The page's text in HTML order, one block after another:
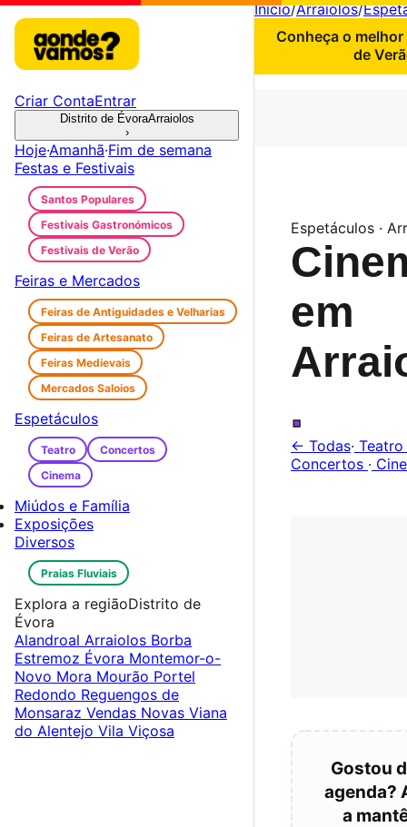
Início/Arraiolos/
Conheça o
de
Espetáculos ·
em
.
← Todas· Teatro
Concertos ·
Gostou
agenda?
a
Criar ContaEntrar
Distrito de ÉvoraArraiolos
›
Hoje·Amanhã·Fim de semana
Festas e Festivais
Santos Populares
Festivais Gastronómicos
Festivais de Verão
Feiras e Mercados
Feiras de Antiguidades e Velharias
Feiras de Artesanato
Feiras Medievais
Mercados Saloios
Espetáculos
Teatro
Concertos
Cinema
Miúdos e Família
Exposições
Diversos
Praias Fluviais
Explora a regiãoDistrito de
Évora
Alandroal Arraiolos Borba
Estremoz Évora Montemor-o-
Novo Mora Mourão Portel
Redondo Reguengos de
Monsaraz Vendas Novas Viana
do Alentejo Vila Viçosa